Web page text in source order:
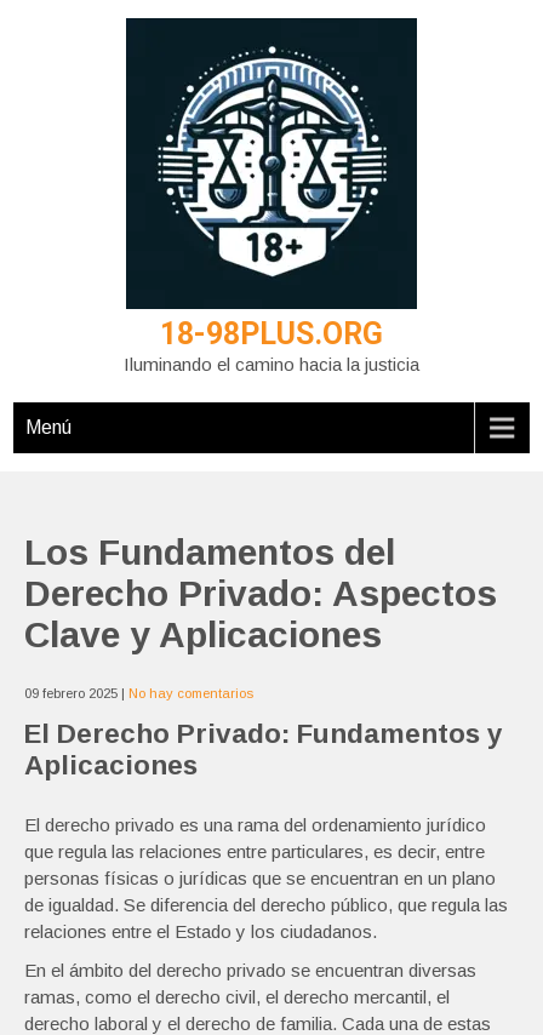
18-98PLUS.ORG
Iluminando el camino hacia la justicia
Menú
Los Fundamentos del
Derecho Privado: Aspectos
Clave y Aplicaciones
09 febrero 2025 | No hay comentarios
El Derecho Privado: Fundamentos y
Aplicaciones
El derecho privado es una rama del ordenamiento jurídico
que regula las relaciones entre particulares, es decir, entre
personas físicas o jurídicas que se encuentran en un plano
de igualdad. Se diferencia del derecho público, que regula las
relaciones entre el Estado y los ciudadanos.
En el ámbito del derecho privado se encuentran diversas
ramas, como el derecho civil, el derecho mercantil, el
derecho laboral y el derecho de familia. Cada una de estas